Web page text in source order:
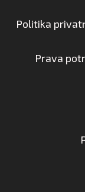
Politika
Prava